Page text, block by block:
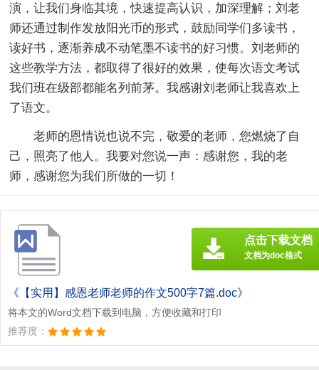
演，让我们身临其境，快速提高认识，加深理解；刘老
师还通过制作发放阳光币的形式，鼓励同学们多读书，
读好书，逐渐养成不动笔墨不读书的好习惯。刘老师的
这些教学方法，都取得了很好的效果，使每次语文考试
我们班在级部都能名列前茅。我感谢刘老师让我喜欢上
了语文。
老师的恩情说也说不完，敬爱的老师，您燃烧了自
己，照亮了他人。我要对您说一声：感谢您，我的老
师，感谢您为我们所做的一切！
《【实用】感恩老师老师的作文500字7篇.doc》
将本文的Word文档下载到电脑，方便收藏和打印
推荐度：
点击下载文档
文档为doc格式